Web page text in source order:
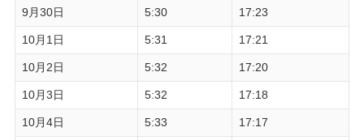
9月30日 5:30 17:23
10月1日 5:31 17:21
10月2日 5:32 17:20
10月3日 5:32 17:18
10月4日 5:33 17:17